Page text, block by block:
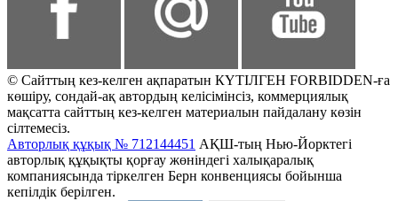
© Сайттың кез-келген ақпаратын КҮТІЛГЕН FORBIDDEN-ға
көшіру, сондай-ақ автордың келісімінсіз, коммерциялық
мақсатта сайттың кез-келген материалын пайдалану көзін
сілтемесіз.
Авторлық құқық № 712144451 АҚШ-тың Нью-Йорктегі
авторлық құқықты қорғау жөніндегі халықаралық
компаниясында тіркелген Берн конвенциясы бойынша
кепілдік берілген.